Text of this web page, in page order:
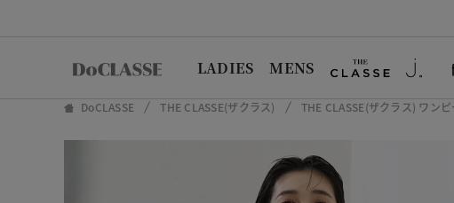
LADIES MENS
DoCLASSE THE CLASSE(ザクラス) THE CLASSE(ザクラス) ワン